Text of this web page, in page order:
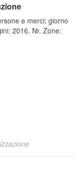
e merci; giorno
2016. Nr. Zone: